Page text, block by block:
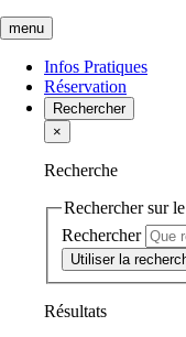
menu
Infos Pratiques
Réservation
Rechercher
×
Recherche
Rechercher sur
Rechercher
Utiliser la
Résultats